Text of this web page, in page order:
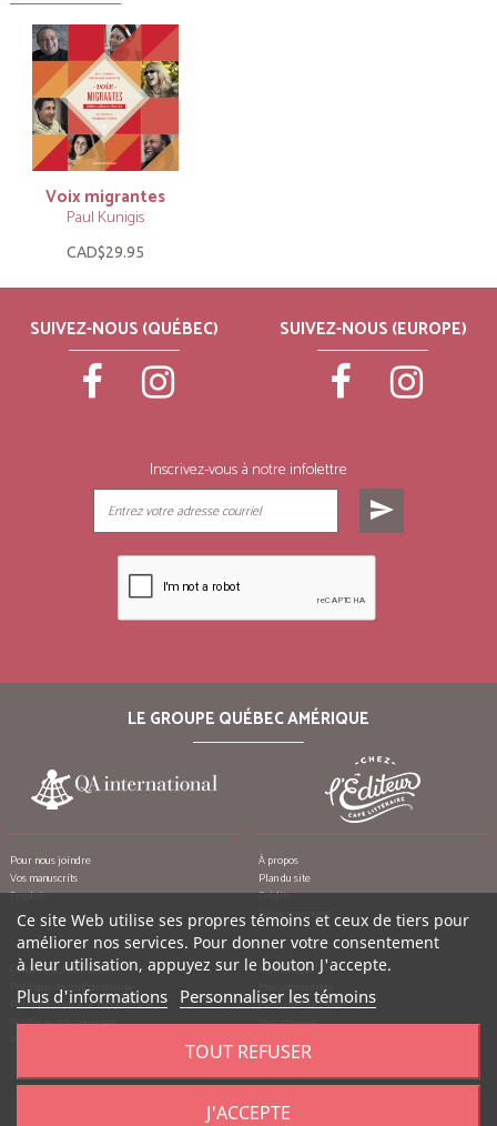
Voix migrantes
Paul Kunigis
CAD$29.95
SUIVEZ-NOUS (QUÉBEC) SUIVEZ-NOUS (EUROPE)
Inscrivez-vous à notre infolettre
send
LE GROUPE QUÉBEC AMÉRIQUE
Pour nous joindre
Vos manuscrits
Emplois
À propos
Plan du site
Crédits
Remerciements
Conditions d’utilisation
Politique de confidentialité
Politique contre le harcèlement
Politique anti-pourriels
Mon compte
Mes commandes
Mes notes de crédit
Mes adresses
Mes bons de réduction
Ce site Web utilise ses propres témoins et ceux de tiers pour
améliorer nos services. Pour donner votre consentement
à leur utilisation, appuyez sur le bouton J'accepte.
Plus d'informations Personnaliser les témoins
TOUT REFUSER
J'ACCEPTE
Québec Amérique, tous droits réservés